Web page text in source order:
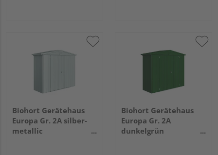
Biohort Gerätehaus
Europa Gr. 2A silber-
metallic
Biohort Gerätehaus
Europa Gr. 2A
dunkelgrün